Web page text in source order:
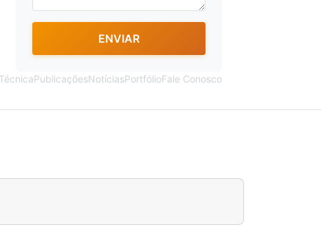
ENVIAR
PublicaçõesNotíciasPortfólioFale Conosco